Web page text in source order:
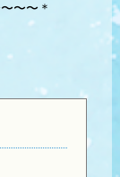
〜〜＊